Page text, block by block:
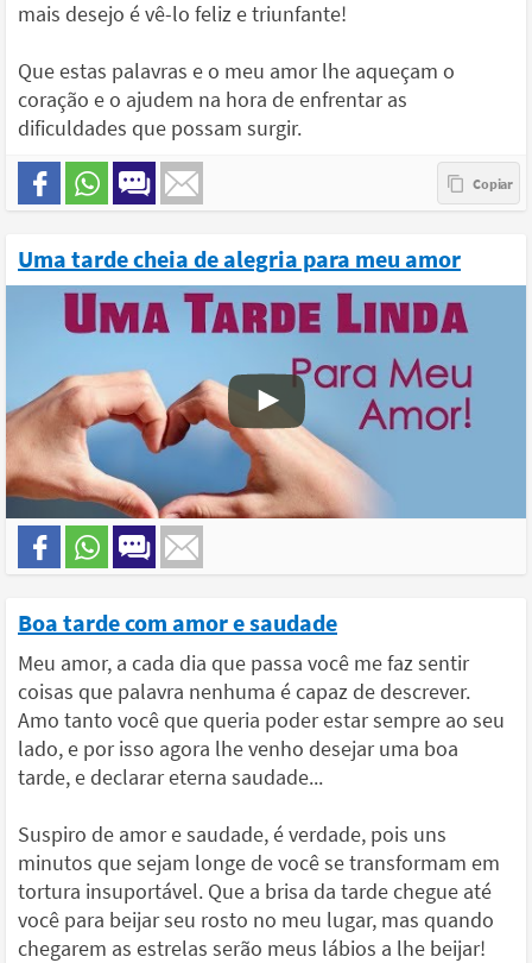
mais desejo é vê-lo feliz e triunfante!
Que estas palavras e o meu amor lhe aqueçam o
coração e o ajudem na hora de enfrentar as
dificuldades que possam surgir.
Uma tarde cheia de alegria para meu amor
Boa tarde com amor e saudade
Meu amor, a cada dia que passa você me faz sentir
coisas que palavra nenhuma é capaz de descrever.
Amo tanto você que queria poder estar sempre ao seu
lado, e por isso agora lhe venho desejar uma boa
tarde, e declarar eterna saudade...
Suspiro de amor e saudade, é verdade, pois uns
minutos que sejam longe de você se transformam em
tortura insuportável. Que a brisa da tarde chegue até
você para beijar seu rosto no meu lugar, mas quando
chegarem as estrelas serão meus lábios a lhe beijar!